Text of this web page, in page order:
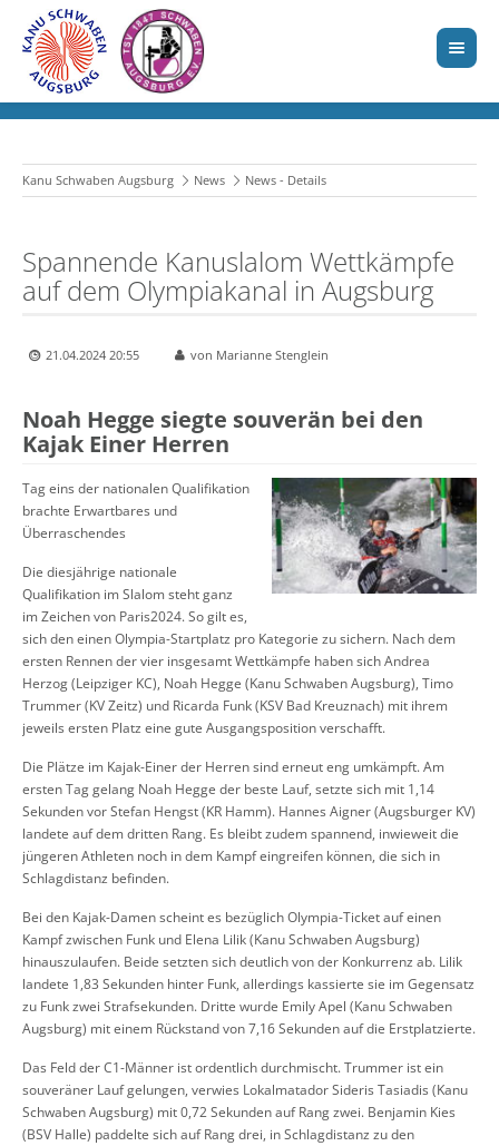
Kanu Schwaben Augsburg News News - Details
Spannende Kanuslalom Wettkämpfe
auf dem Olympiakanal in Augsburg
21.04.2024 20:55 von Marianne Stenglein
Noah Hegge siegte souverän bei den
Kajak Einer Herren
Tag eins der nationalen Qualifikation
brachte Erwartbares und
Überraschendes
Die diesjährige nationale
Qualifikation im Slalom steht ganz
im Zeichen von Paris2024. So gilt es,
sich den einen Olympia-Startplatz pro Kategorie zu sichern. Nach dem
ersten Rennen der vier insgesamt Wettkämpfe haben sich Andrea
Herzog (Leipziger KC), Noah Hegge (Kanu Schwaben Augsburg), Timo
Trummer (KV Zeitz) und Ricarda Funk (KSV Bad Kreuznach) mit ihrem
jeweils ersten Platz eine gute Ausgangsposition verschafft.
Die Plätze im Kajak-Einer der Herren sind erneut eng umkämpft. Am
ersten Tag gelang Noah Hegge der beste Lauf, setzte sich mit 1,14
Sekunden vor Stefan Hengst (KR Hamm). Hannes Aigner (Augsburger KV)
landete auf dem dritten Rang. Es bleibt zudem spannend, inwieweit die
jüngeren Athleten noch in dem Kampf eingreifen können, die sich in
Schlagdistanz befinden.
Bei den Kajak-Damen scheint es bezüglich Olympia-Ticket auf einen
Kampf zwischen Funk und Elena Lilik (Kanu Schwaben Augsburg)
hinauszulaufen. Beide setzten sich deutlich von der Konkurrenz ab. Lilik
landete 1,83 Sekunden hinter Funk, allerdings kassierte sie im Gegensatz
zu Funk zwei Strafsekunden. Dritte wurde Emily Apel (Kanu Schwaben
Augsburg) mit einem Rückstand von 7,16 Sekunden auf die Erstplatzierte.
Das Feld der C1-Männer ist ordentlich durchmischt. Trummer ist ein
souveräner Lauf gelungen, verwies Lokalmatador Sideris Tasiadis (Kanu
Schwaben Augsburg) mit 0,72 Sekunden auf Rang zwei. Benjamin Kies
(BSV Halle) paddelte sich auf Rang drei, in Schlagdistanz zu den